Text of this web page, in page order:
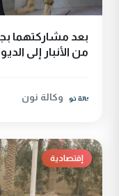
بعد مشاركتهما
من الأنبار إلى
وكالة نون
إقتصادية